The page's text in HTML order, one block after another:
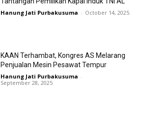
Hanung Jati Purbakusuma - October 14, 2025
KAAN Terhambat, Kongres AS Melarang
Penjualan Mesin Pesawat Tempur
Hanung Jati Purbakusuma -
September 28, 2025